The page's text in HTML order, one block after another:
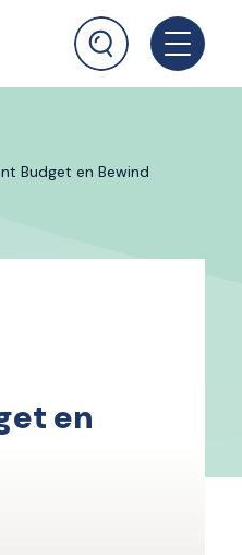
Budget en Bewind
en